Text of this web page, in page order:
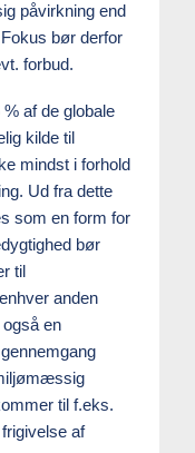
påvirkning end
bør derfor
forbud.
af de globale
kilde til
mindst i forhold
Ud fra dette
som en form for
bør
til
anden
en
til f.eks.
af